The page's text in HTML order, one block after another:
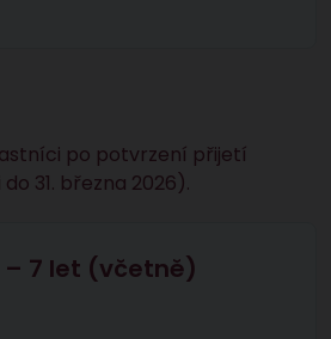
po potvrzení přijetí
31. března 2026).
– 7 let (včetně)